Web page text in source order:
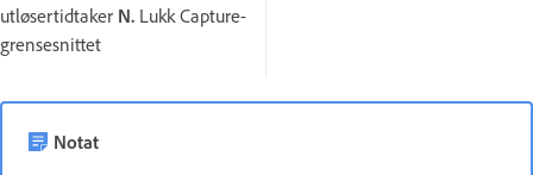
utløsertidtaker N. Lukk Capture-
grensesnittet
Notat